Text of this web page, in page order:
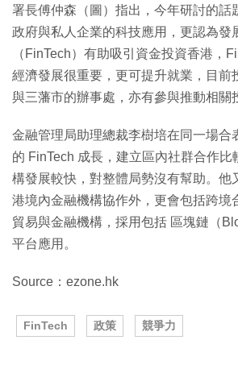
署長傅仲森（圖）指出，今年研討的話
政府與私人企業的科技應用，更認為發
（FinTech）有助吸引資金投資香港，
經濟發展很重要，更可提升就業，目前
與三藩市的辦事處，亦有參與推動相關
金融管理局助理總裁李樹培在同一場合
的 FinTech 成長，建立區內社群合作比
構發展較快，對整體局勢沒有幫助。他
港境內金融機構協作外，更會包括跨境
貿易與金融機構，採用包括 區塊鏈（
平台應用。
Source：ezone.hk
FinTech 政策 競爭力